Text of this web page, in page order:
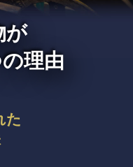
が
理由
た